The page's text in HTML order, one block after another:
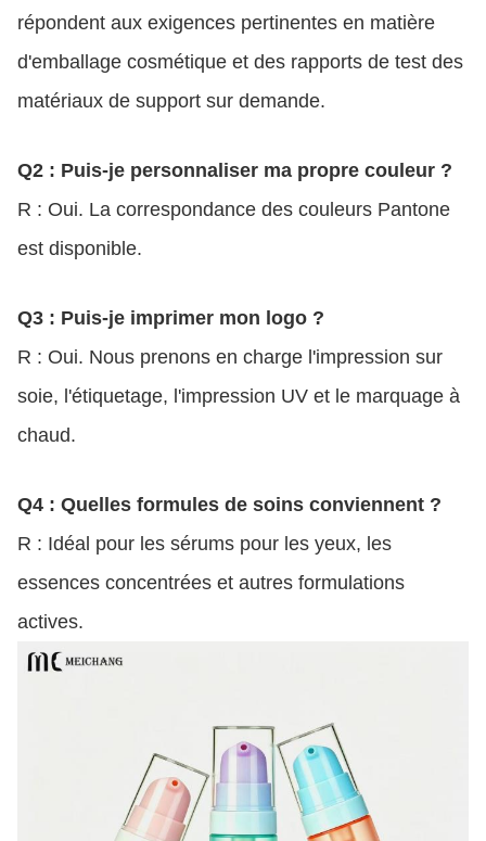
répondent aux exigences pertinentes en matière
d'emballage cosmétique et des rapports de test des
matériaux de support sur demande.
Q2 : Puis-je personnaliser ma propre couleur ?
R : Oui. La correspondance des couleurs Pantone
est disponible.
Q3 : Puis-je imprimer mon logo ?
R : Oui. Nous prenons en charge l'impression sur
soie, l'étiquetage, l'impression UV et le marquage à
chaud.
Q4 : Quelles formules de soins conviennent ?
R : Idéal pour les sérums pour les yeux, les
essences concentrées et autres formulations
actives.